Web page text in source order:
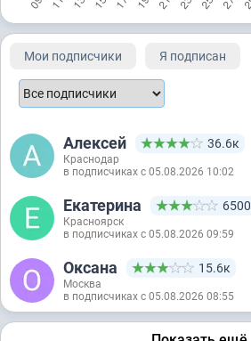
Мои подписчики Я подписан
Алексей 36.6к
Краснодар
в подписчиках с 05.08.2026 10:02
Екатерина 6500
Красноярск
в подписчиках с 05.08.2026 09:59
Оксана 15.6к
Москва
в подписчиках с 05.08.2026 08:55